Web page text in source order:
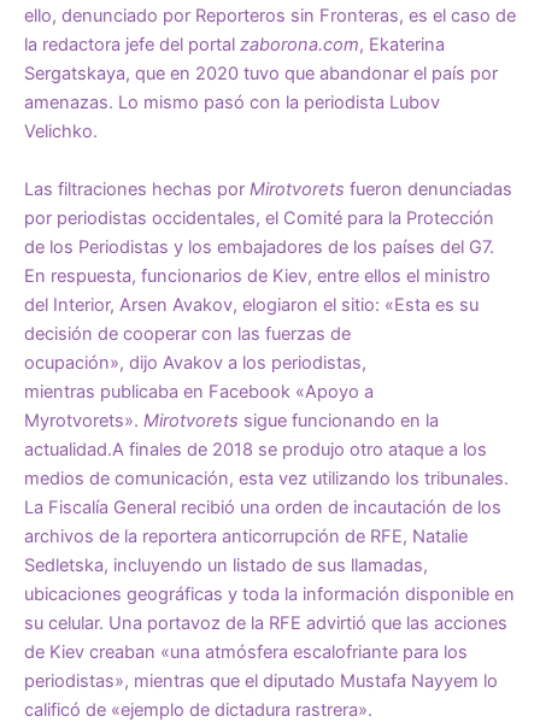
ello, denunciado por Reporteros sin Fronteras, es el caso de
la redactora jefe del portal zaborona.com, Ekaterina
Sergatskaya, que en 2020 tuvo que abandonar el país por
amenazas. Lo mismo pasó con la periodista Lubov
Velichko.
Las filtraciones hechas por Mirotvorets fueron denunciadas
por periodistas occidentales, el Comité para la Protección
de los Periodistas y los embajadores de los países del G7.
En respuesta, funcionarios de Kiev, entre ellos el ministro
del Interior, Arsen Avakov, elogiaron el sitio: «Esta es su
decisión de cooperar con las fuerzas de
ocupación», dijo Avakov a los periodistas,
mientras publicaba en Facebook «Apoyo a
Myrotvorets». Mirotvorets sigue funcionando en la
actualidad.A finales de 2018 se produjo otro ataque a los
medios de comunicación, esta vez utilizando los tribunales.
La Fiscalía General recibió una orden de incautación de los
archivos de la reportera anticorrupción de RFE, Natalie
Sedletska, incluyendo un listado de sus llamadas,
ubicaciones geográficas y toda la información disponible en
su celular. Una portavoz de la RFE advirtió que las acciones
de Kiev creaban «una atmósfera escalofriante para los
periodistas», mientras que el diputado Mustafa Nayyem lo
calificó de «ejemplo de dictadura rastrera».